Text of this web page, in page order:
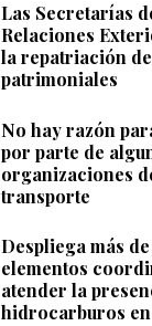
Las Secretarías
Relaciones
la repatriación
patrimoniales
No hay razón
por parte de
organizaciones
transporte
Despliega más
elementos
atender la
hidrocarburos